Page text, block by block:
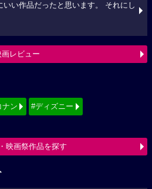
いい作品だったと思います。 それにし
画レビュー
ナン #ディズニー
映画祭作品を探す